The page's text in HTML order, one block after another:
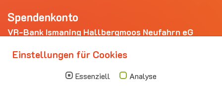
Spendenkonto
VR-Bank Ismaning Hallbergmoos Neufahrn eG
Die nächsten Termine
10.00 - 11.00
Einstellungen für Cookies
Essenziell
Analyse